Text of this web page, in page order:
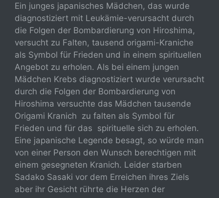
Ein junges japanisches Mädchen, das wurde
diagnostiziert mit Leukämie-verursacht durch
die Folgen der Bombardierung von Hiroshima,
versucht zu Falten, tausend origami-Kraniche
als Symbol für Frieden und in einem spirituellen
Angebot zu erholen. Als bei einem jungen
Mädchen Krebs diagnostiziert wurde verursacht
durch die Folgen der Bombardierung von
Hiroshima versuchte das Mädchen tausende
Origami Kranich zu falten als Symbol für
Frieden und für das spirituelle sich zu erholen.
Eine japanische Legende besagt, so würde man
von einer Person den Wunsch berechtigen mit
einem gesegneten Kranich. Leider starben
Sadako Sasaki vor dem Erreichen ihres Ziels
aber ihr Gesicht rührte die Herzen der